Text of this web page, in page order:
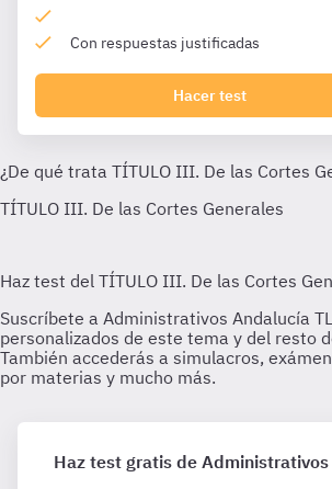
Con respuestas justificadas
Hacer test
Haz test gratis de Administrativos